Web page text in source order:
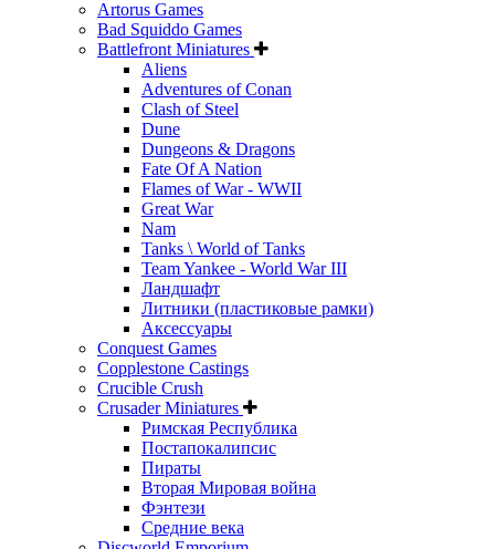
Artorus Games
Bad Squiddo Games
Battlefront Miniatures
Aliens
Adventures of Conan
Clash of Steel
Dune
Dungeons & Dragons
Fate Of A Nation
Flames of War - WWII
Great War
Nam
Tanks \ World of Tanks
Team Yankee - World War III
Ландшафт
Литники (пластиковые рамки)
Аксессуары
Conquest Games
Copplestone Castings
Crucible Crush
Crusader Miniatures
Римская Республика
Постапокалипсис
Пираты
Вторая Мировая война
Фэнтези
Средние века